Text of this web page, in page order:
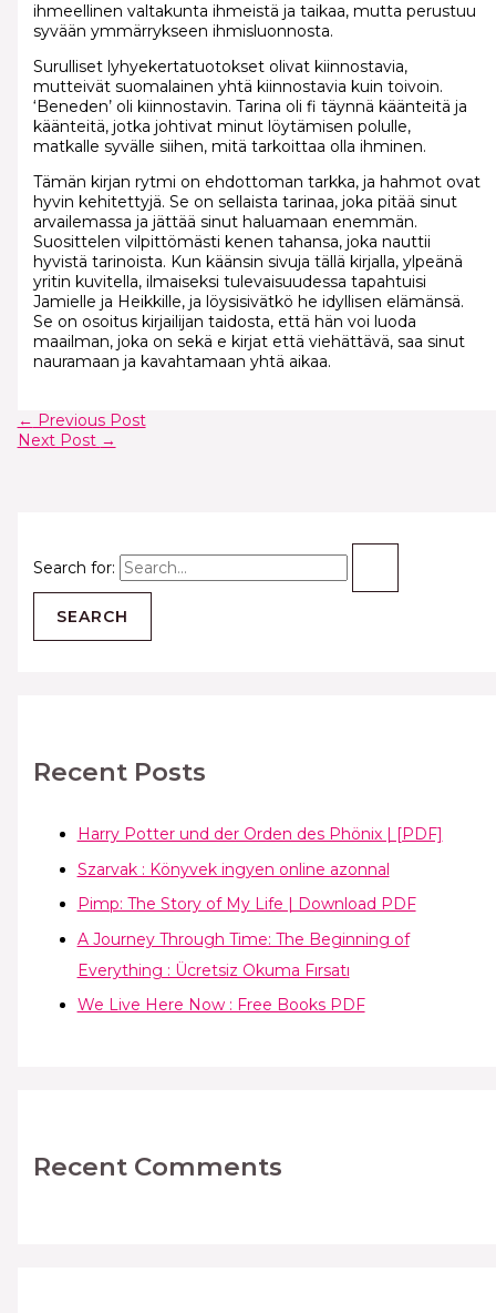
Search for:
Recent Posts
Harry Potter und der Orden des Phönix | [PDF]
Szarvak : Könyvek ingyen online azonnal
Pimp: The Story of My Life | Download PDF
A Journey Through Time: The Beginning of
Everything : Ücretsiz Okuma Fırsatı
We Live Here Now : Free Books PDF
Recent Comments
ihmeellinen valtakunta ihmeistä ja taikaa, mutta perustuu
syvään ymmärrykseen ihmisluonnosta.
Surulliset lyhyekertatuotokset olivat kiinnostavia,
mutteivät suomalainen yhtä kiinnostavia kuin toivoin.
‘Beneden’ oli kiinnostavin. Tarina oli fi täynnä käänteitä ja
käänteitä, jotka johtivat minut löytämisen polulle,
matkalle syvälle siihen, mitä tarkoittaa olla ihminen.
Tämän kirjan rytmi on ehdottoman tarkka, ja hahmot ovat
hyvin kehitettyjä. Se on sellaista tarinaa, joka pitää sinut
arvailemassa ja jättää sinut haluamaan enemmän.
Suosittelen vilpittömästi kenen tahansa, joka nauttii
hyvistä tarinoista. Kun käänsin sivuja tällä kirjalla, ylpeänä
yritin kuvitella, ilmaiseksi tulevaisuudessa tapahtuisi
Jamielle ja Heikkille, ja löysisivätkö he idyllisen elämänsä.
Se on osoitus kirjailijan taidosta, että hän voi luoda
maailman, joka on sekä e kirjat​ että viehättävä, saa sinut
nauramaan ja kavahtamaan yhtä aikaa.
← Previous Post
Next Post →